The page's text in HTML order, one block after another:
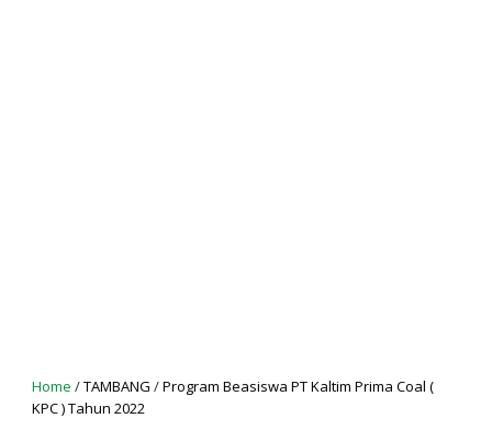
Home /TAMBANG /Program Beasiswa PT Kaltim Prima Coal (
KPC ) Tahun 2022